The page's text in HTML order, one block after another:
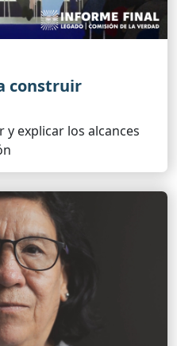
construir
y explicar los alcances